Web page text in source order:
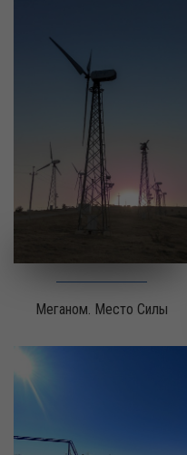
Меганом. Место Силы